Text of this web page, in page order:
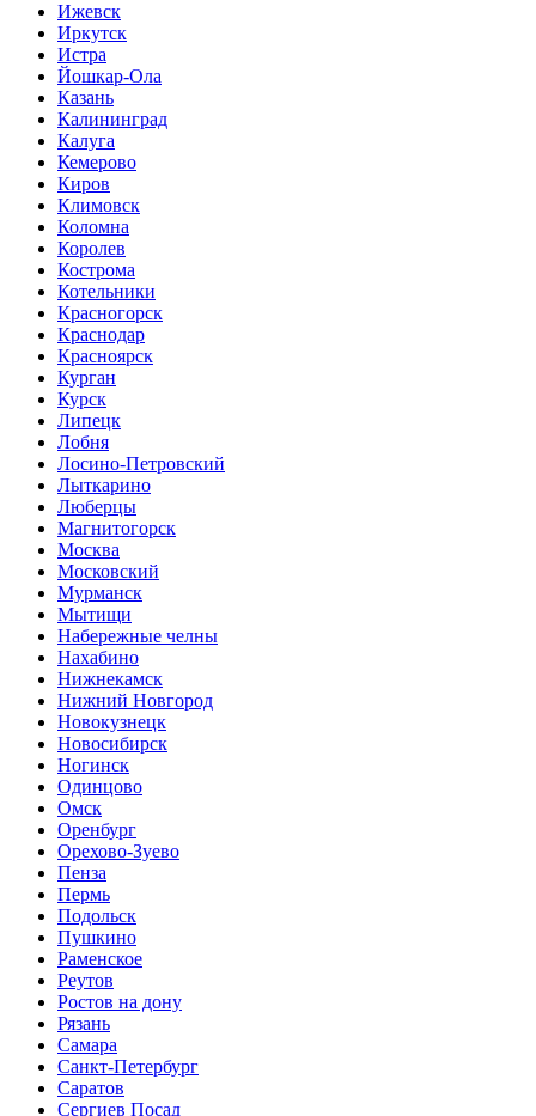
Ижевск
Иркутск
Истра
Йошкар-Ола
Казань
Калининград
Калуга
Кемерово
Киров
Климовск
Коломна
Королев
Кострома
Котельники
Красногорск
Краснодар
Красноярск
Курган
Курск
Липецк
Лобня
Лосино-Петровский
Лыткарино
Люберцы
Магнитогорск
Москва
Московский
Мурманск
Мытищи
Набережные челны
Нахабино
Нижнекамск
Нижний Новгород
Новокузнецк
Новосибирск
Ногинск
Одинцово
Омск
Оренбург
Орехово-Зуево
Пенза
Пермь
Подольск
Пушкино
Раменское
Реутов
Ростов на дону
Рязань
Самара
Санкт-Петербург
Саратов
Сергиев Посад